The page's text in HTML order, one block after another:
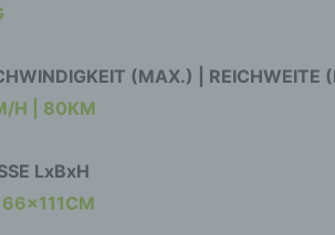
(MAX.) | REICHWEITE
H | 80KM
LxBxH